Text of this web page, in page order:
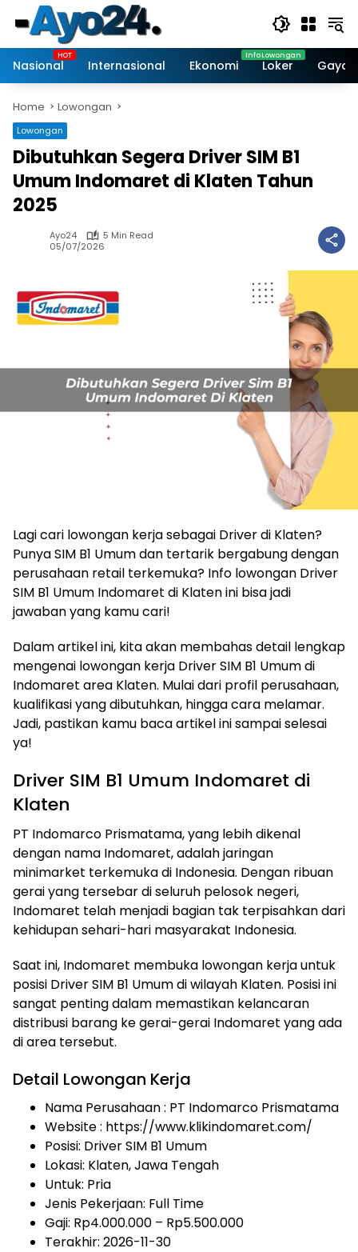
content
Nasional
Internasional Ekonomi Loker Gaya
Home Lowongan
Lowongan
Dibutuhkan Segera Driver SIM B1
Umum Indomaret di Klaten Tahun
2025
Ayo24
5 Min Read
05/07/2026
Lagi cari lowongan kerja sebagai Driver di Klaten?
Punya SIM B1 Umum dan tertarik bergabung dengan
perusahaan retail terkemuka? Info lowongan Driver
SIM B1 Umum Indomaret di Klaten ini bisa jadi
jawaban yang kamu cari!
Dalam artikel ini, kita akan membahas detail lengkap
mengenai lowongan kerja Driver SIM B1 Umum di
Indomaret area Klaten. Mulai dari profil perusahaan,
kualifikasi yang dibutuhkan, hingga cara melamar.
Jadi, pastikan kamu baca artikel ini sampai selesai
ya!
Driver SIM B1 Umum Indomaret di
Klaten
PT Indomarco Prismatama, yang lebih dikenal
dengan nama Indomaret, adalah jaringan
minimarket terkemuka di Indonesia. Dengan ribuan
gerai yang tersebar di seluruh pelosok negeri,
Indomaret telah menjadi bagian tak terpisahkan dari
kehidupan sehari-hari masyarakat Indonesia.
Saat ini, Indomaret membuka lowongan kerja untuk
posisi Driver SIM B1 Umum di wilayah Klaten. Posisi ini
sangat penting dalam memastikan kelancaran
distribusi barang ke gerai-gerai Indomaret yang ada
di area tersebut.
Detail Lowongan Kerja
Nama Perusahaan : PT Indomarco Prismatama
Website : https://www.klikindomaret.com/
Posisi: Driver SIM B1 Umum
Lokasi: Klaten, Jawa Tengah
Untuk: Pria
Jenis Pekerjaan: Full Time
Gaji: Rp4.000.000 – Rp5.500.000
Terakhir: 2026-11-30